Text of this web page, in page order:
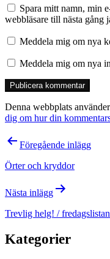
Spara mitt namn, min
webbläsare till nästa gång
Meddela mig om nya
Meddela mig om nya
Denna webbplats
dig om hur din
Inläggsnavigering
Föregående inlägg
Örter och kryddor
Nästa inlägg
Trevlig helg! /
Kategorier